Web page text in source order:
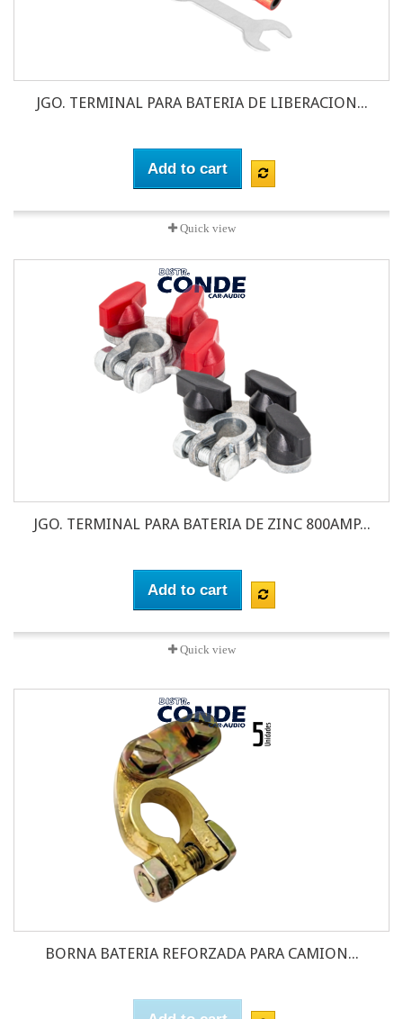
JGO. TERMINAL PARA BATERIA DE LIBERACION...
Add to cart
Quick view
JGO. TERMINAL PARA BATERIA DE ZINC 800AMP...
Add to cart
Quick view
BORNA BATERIA REFORZADA PARA CAMION...